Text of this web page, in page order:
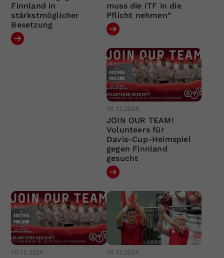
Finnland in
stärkstmöglicher
Besetzung
muss die ITF in die
Pflicht nehmen“
10.12.2024
JOIN OUR TEAM!
Volunteers für
Davis-Cup-Heimspiel
gegen Finnland
gesucht
10.12.2024 10.12.2024